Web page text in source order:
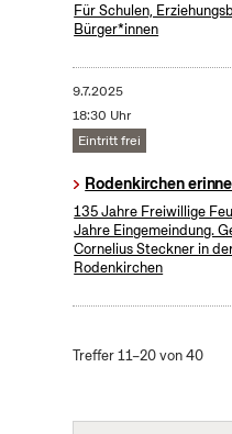
Für Schulen,
Bürger*innen
9.7.2025
18:30 Uhr
Eintritt frei
Rodenkirchen
135 Jahre Freiwillige
Jahre Eingemeindung.
Cornelius Steckner in
Rodenkirchen
Treffer 11–20 von 40